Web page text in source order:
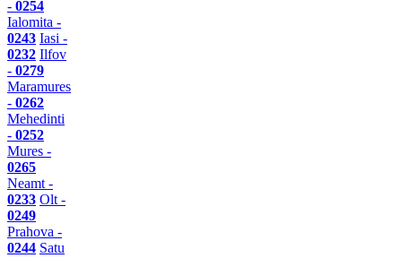
- 0254
Ialomita -
0243 Iasi -
0232 Ilfov
- 0279
Maramures
- 0262
Mehedinti
- 0252
Mures -
0265
Neamt -
0233 Olt -
0249
Prahova -
0244 Satu